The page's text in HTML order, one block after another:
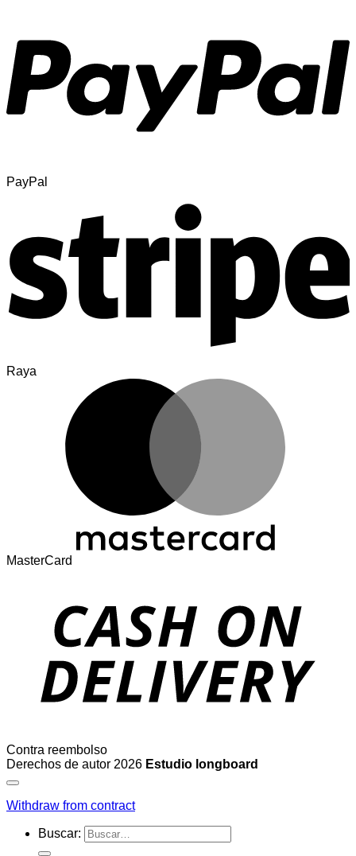
PayPal
Raya
MasterCard
Contra reembolso
Derechos de autor 2026 Estudio longboard
Withdraw from contract
Buscar: